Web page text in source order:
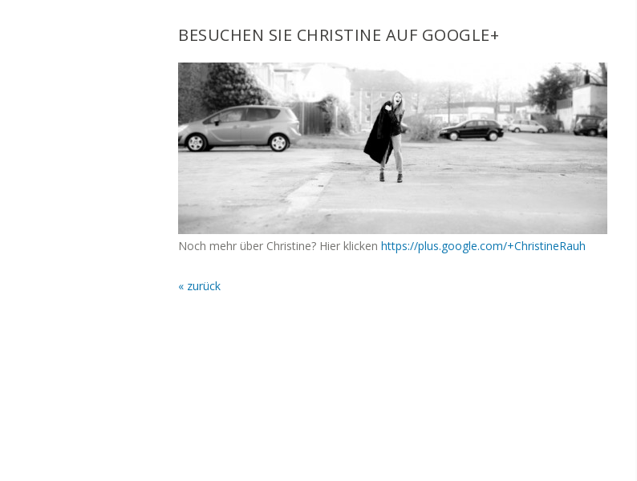
BESUCHEN SIE CHRISTINE AUF GOOGLE+
Noch mehr über Christine? Hier klicken https://plus.google.com/+ChristineRauh
« zurück